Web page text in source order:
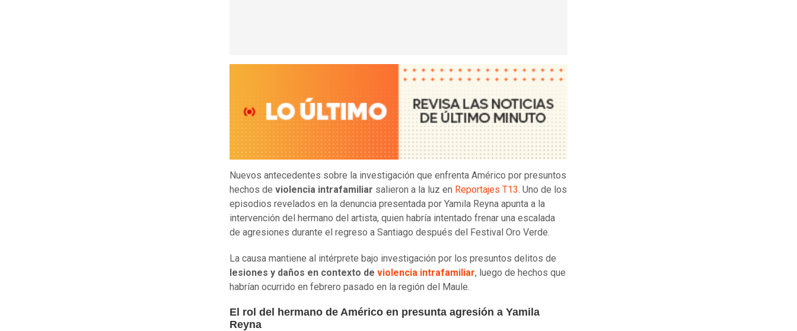
Nuevos antecedentes sobre la investigación que enfrenta Américo por presuntos
hechos de violencia intrafamiliar salieron a la luz en Reportajes T13. Uno de los
episodios revelados en la denuncia presentada por Yamila Reyna apunta a la
intervención del hermano del artista, quien habría intentado frenar una escalada
de agresiones durante el regreso a Santiago después del Festival Oro Verde.
La causa mantiene al intérprete bajo investigación por los presuntos delitos de
lesiones y daños en contexto de violencia intrafamiliar, luego de hechos que
habrían ocurrido en febrero pasado en la región del Maule.
El rol del hermano de Américo en presunta agresión a Yamila
Reyna